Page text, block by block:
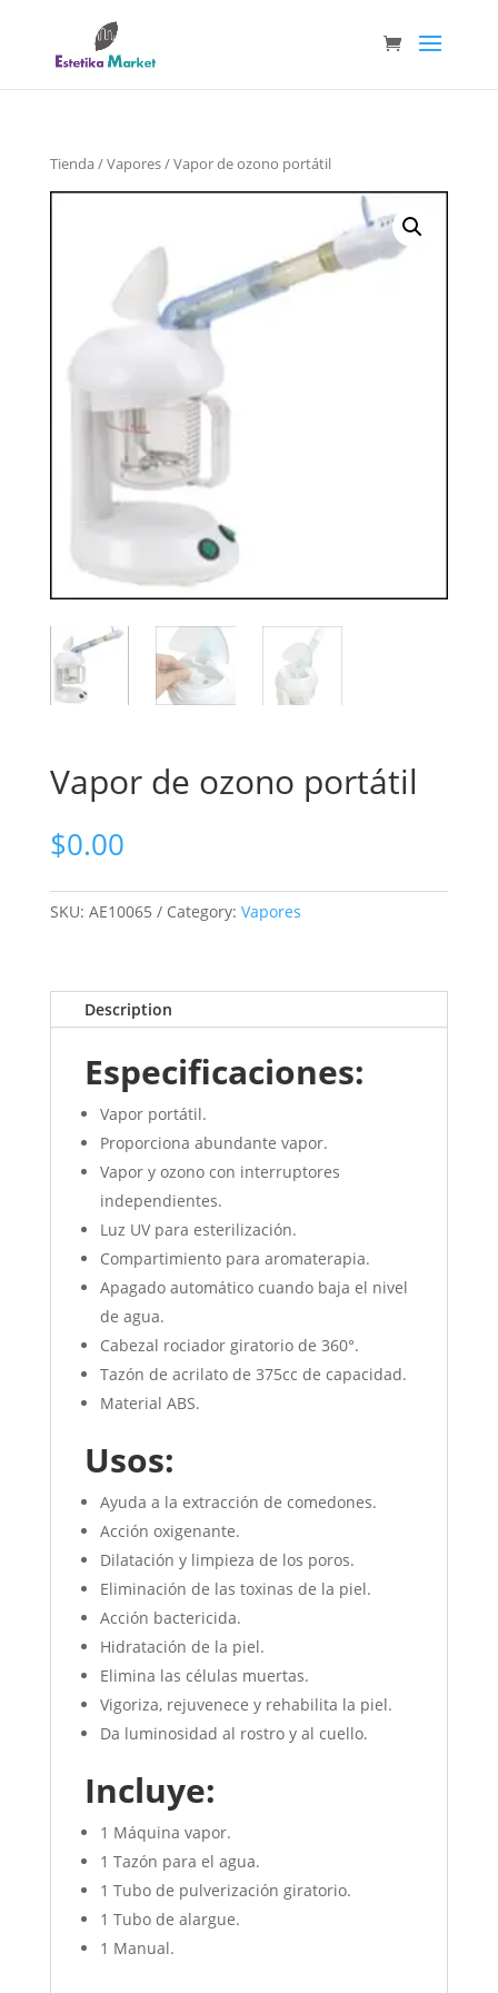
Tienda/Vapores/ Vapor de ozono portátil
Vapor de ozono portátil
$0.00
SKU: AE10065 Category: Vapores
Description
Especificaciones:
Vapor portátil.
Proporciona abundante vapor.
Vapor y ozono con interruptores
independientes.
Luz UV para esterilización.
Compartimiento para aromaterapia.
Apagado automático cuando baja el nivel
de agua.
Cabezal rociador giratorio de 360°.
Tazón de acrilato de 375cc de capacidad.
Material ABS.
Usos:
Ayuda a la extracción de comedones.
Acción oxigenante.
Dilatación y limpieza de los poros.
Eliminación de las toxinas de la piel.
Acción bactericida.
Hidratación de la piel.
Elimina las células muertas.
Vigoriza, rejuvenece y rehabilita la piel.
Da luminosidad al rostro y al cuello.
Incluye:
1 Máquina vapor.
1 Tazón para el agua.
1 Tubo de pulverización giratorio.
1 Tubo de alargue.
1 Manual.